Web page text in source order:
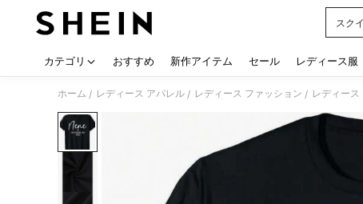
スク
カテゴリ おすすめ 新作アイテム セール レディース服
ホーム / レディース アパレル / レディース ファッション / レディー